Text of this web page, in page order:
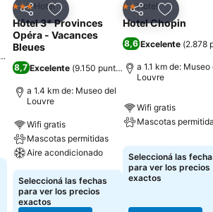
CompartirAñadir a favoritos
3 Estrellas
Hotel
Hôtel 3* Provinces
Opéra - Vacances
Bleues
8,7Excelente (9.150 puntuaciones)
a 1.4 km de: Museo del
Louvre
Wifi gratis
Mascotas permitidas
Aire acondicionado
Seleccioná las fechas
para ver los precios
exactos
CompartirAñadir
2 Estrellas
Hotel
Hotel Chopin
8,6 Excelente (2.878
a 1.1 km de: Museo
Louvre
Wifi gratis
Mascotas
Seleccioná las
para ver los precios
exactos